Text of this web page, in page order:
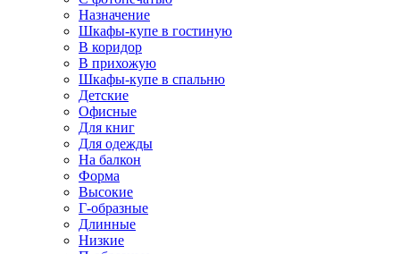
Назначение
Шкафы-купе в гостиную
В коридор
В прихожую
Шкафы-купе в спальню
Детские
Офисные
Для книг
Для одежды
На балкон
Форма
Высокие
Г-образные
Длинные
Низкие